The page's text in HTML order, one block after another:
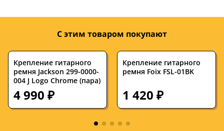
—
Длина, см
—
Ширина, см
—
С этим товаром покупают
Крепление гитарного
ремня Jackson 299-0000-
004 J Logo Chrome (пара)
4 990 ₽
Крепление гитарного
ремня Foix FSL-01BK
1 420 ₽